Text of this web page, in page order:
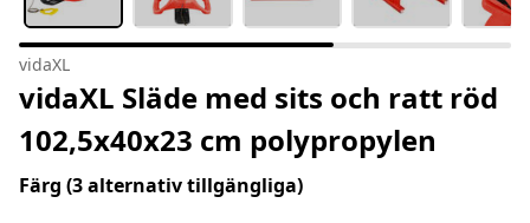
vidaXL
vidaXL Släde med sits och ratt röd
102,5x40x23 cm polypropylen
Färg (3 alternativ tillgängliga)